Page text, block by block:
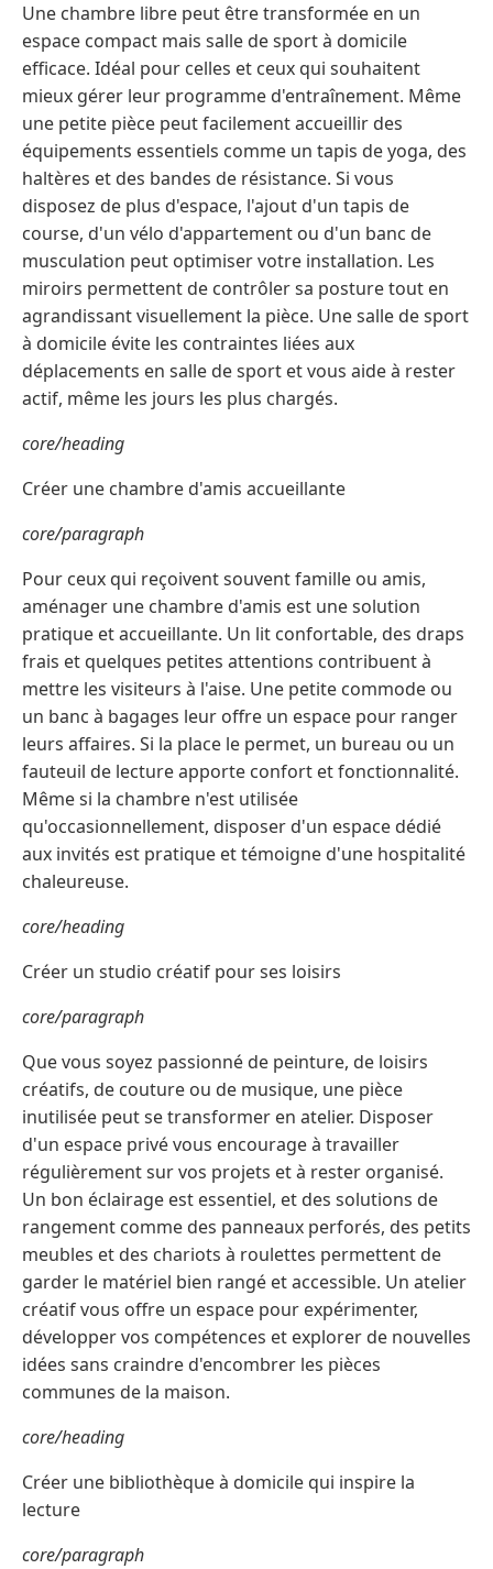
Une chambre libre peut être transformée en un
espace compact mais salle de sport à domicile
efficace. Idéal pour celles et ceux qui souhaitent
mieux gérer leur programme d'entraînement. Même
une petite pièce peut facilement accueillir des
équipements essentiels comme un tapis de yoga, des
haltères et des bandes de résistance. Si vous
disposez de plus d'espace, l'ajout d'un tapis de
course, d'un vélo d'appartement ou d'un banc de
musculation peut optimiser votre installation. Les
miroirs permettent de contrôler sa posture tout en
agrandissant visuellement la pièce. Une salle de sport
à domicile évite les contraintes liées aux
déplacements en salle de sport et vous aide à rester
actif, même les jours les plus chargés.
core/heading
Créer une chambre d'amis accueillante
core/paragraph
Pour ceux qui reçoivent souvent famille ou amis,
aménager une chambre d'amis est une solution
pratique et accueillante. Un lit confortable, des draps
frais et quelques petites attentions contribuent à
mettre les visiteurs à l'aise. Une petite commode ou
un banc à bagages leur offre un espace pour ranger
leurs affaires. Si la place le permet, un bureau ou un
fauteuil de lecture apporte confort et fonctionnalité.
Même si la chambre n'est utilisée
qu'occasionnellement, disposer d'un espace dédié
aux invités est pratique et témoigne d'une hospitalité
chaleureuse.
core/heading
Créer un studio créatif pour ses loisirs
core/paragraph
Que vous soyez passionné de peinture, de loisirs
créatifs, de couture ou de musique, une pièce
inutilisée peut se transformer en atelier. Disposer
d'un espace privé vous encourage à travailler
régulièrement sur vos projets et à rester organisé.
Un bon éclairage est essentiel, et des solutions de
rangement comme des panneaux perforés, des petits
meubles et des chariots à roulettes permettent de
garder le matériel bien rangé et accessible. Un atelier
créatif vous offre un espace pour expérimenter,
développer vos compétences et explorer de nouvelles
idées sans craindre d'encombrer les pièces
communes de la maison.
core/heading
Créer une bibliothèque à domicile qui inspire la
lecture
core/paragraph